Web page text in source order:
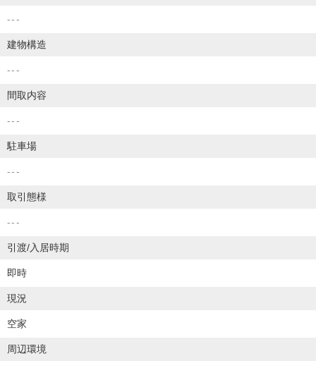
---
建物構造
---
間取内容
---
駐車場
---
取引態様
---
引渡/入居時期
即時
現況
空家
周辺環境